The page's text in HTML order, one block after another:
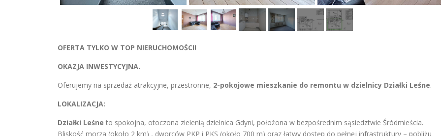
OFERTA TYLKO W TOP NIERUCHOMOŚCI!
OKAZJA INWESTYCYJNA.
Oferujemy na sprzedaż atrakcyjne, przestronne, 2-pokojowe mieszkanie do remontu w dzielnicy Działki Leśne.
LOKALIZACJA:
Działki Leśne to spokojna, otoczona zielenią dzielnica Gdyni, położona w bezpośrednim sąsiedztwie Śródmieścia.
Bliskość morza (około 2 km) , dworców PKP i PKS (około 700 m) oraz łatwy dostęp do pełnej infrastruktury – pobliżu